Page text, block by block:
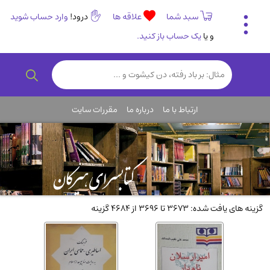
سبد شما علاقه ها درود! وارد حساب شوید
و یایک حساب باز کنید.
تاریخی و فرهنگی
(838)
رمان و داستان ایرانی(307)
روانشناسی(357)
انگلیسی و زبان خارجی(14)
کودکان و نوجوانان(76)
کتب نادر و کمیاب(19)
روانشناسی(112)
طب گیاهی و سنتی(45)
فلسفه و جامعه شناسی(151)
ادبیات و شعر(511)
ارتباط با ما درباره ما مقررات سایت
گزینه های یافت شده: 3673 تا 3696 از 4684 گزینه